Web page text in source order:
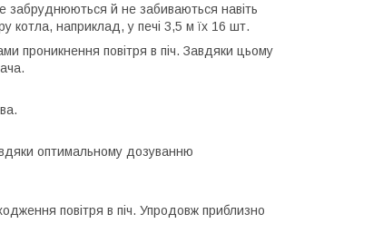
забруднюються й не забиваються навіть
котла, наприклад, у печі 3,5 м їх 16 шт.
проникнення повітря в піч. Завдяки цьому
оптимальному дозуванню
повітря в піч. Упродовж приблизно